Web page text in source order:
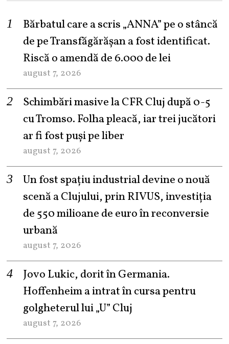
Bărbatul care a scris „ANNA” pe o stâncă
de pe Transfăgărășan a fost identificat.
Riscă o amendă de 6.000 de lei
august 7, 2026
Schimbări masive la CFR Cluj după 0-5
cu Tromso. Folha pleacă, iar trei jucători
ar fi fost puși pe liber
august 7, 2026
Un fost spațiu industrial devine o nouă
scenă a Clujului, prin RIVUS, investiția
de 550 milioane de euro în reconversie
urbană
august 7, 2026
Jovo Lukic, dorit în Germania.
Hoffenheim a intrat în cursa pentru
golgheterul lui „U” Cluj
august 7, 2026